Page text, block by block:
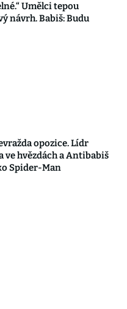
Umělci tepou
návrh. Babiš: Budu
opozice. Lídr
ve hvězdách a Antibabiš
Spider-Man